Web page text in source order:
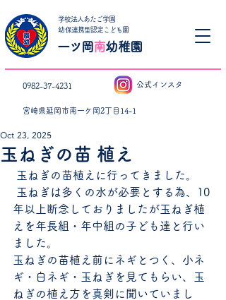
一ツ岡南幼稚園
学校法人あたご学園
​幼保連携型認定こども園
0982-37-4231
宮崎県延岡市南一ケ岡2丁目14-1
公式インスタ
玉ねぎの苗 植え
Oct 23, 2025
玉ねぎの苗植えに行ってきました。
年以上断念しておりましたが玉ねぎ植
えを年長組・年中組の子ども達と行い
ました。
玉ねぎの苗植え前にネギとつく、小ネ
ギ・白ネギ・玉ねぎを見てもらい、玉
ねぎの植え方を真剣に聞いていまし